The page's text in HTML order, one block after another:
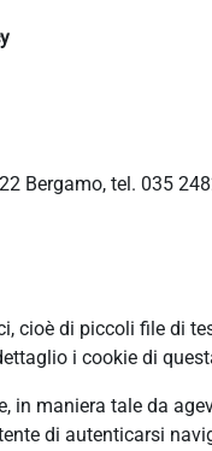
Bergamo, tel. 035
di piccoli file di
i cookie di
in maniera tale da
di autenticarsi